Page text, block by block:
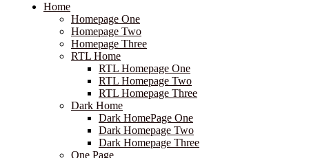
Home
Homepage One
Homepage Two
Homepage Three
RTL Home
RTL Homepage One
RTL Homepage Two
RTL Homepage Three
Dark Home
Dark HomePage One
Dark Homepage Two
Dark Homepage Three
One Page